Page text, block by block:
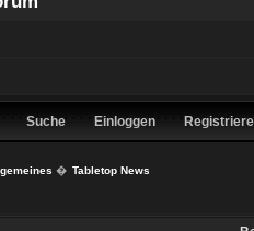
Suche Einloggen
� Tabletop News